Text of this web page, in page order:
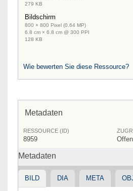
279 KB
Bildschirm
800 × 800 Pixel (0.64 MP)
6.8 cm × 6.8 cm @ 300 PPI
128 KB
Wie bewerten Sie diese Ressource?
Metadaten
RESSOURCE (ID)
8959 Offen
Metadaten
BILD DIA META